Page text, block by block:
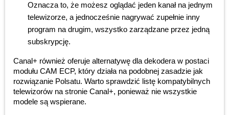
Oznacza to, że możesz oglądać jeden kanał na jednym
telewizorze, a jednocześnie nagrywać zupełnie inny
program na drugim, wszystko zarządzane przez jedną
subskrypcję.
Canal+ również oferuje alternatywę dla dekodera w postaci
modułu CAM ECP, który działa na podobnej zasadzie jak
rozwiązanie Polsatu. Warto sprawdzić listę kompatybilnych
telewizorów na stronie Canal+, ponieważ nie wszystkie
modele są wspierane.